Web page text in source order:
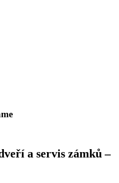
a servis zámků –